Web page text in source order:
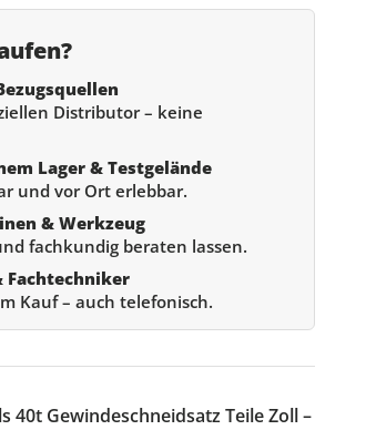
Distributor – keine
Lager & Testgelände
und vor Ort erlebbar.
& Werkzeug
fachkundig beraten lassen.
Fachtechniker
Kauf – auch telefonisch.
40t Gewindeschneidsatz Teile Zoll –